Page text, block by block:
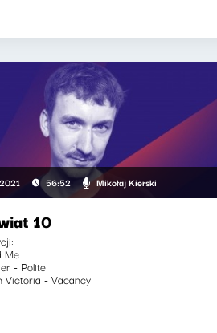
56:52 Mikołaj Kierski
10
Me
- Polite
Victoria - Vacancy